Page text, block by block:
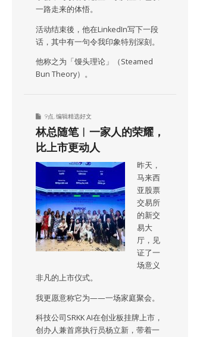
一路走来的体悟。
活动结束後，他在LinkedIn写下一段
话，其中有一句令我印象特别深刻。
他称之为「馒头理论」（Steamed
Bun Theory）。
9点 编辑精选好文
林总随笔︱一家人的荣耀，
比上市更动人
昨天，
马来西
亚股票
交易所
的新交
易大
厅，见
证了一
场意义
非凡的上市仪式。
我更愿意称它为——一场家庭聚会。
科技公司SRKK AI在创业板挂牌上市，
创办人兼首席执行员杨立新，带着一